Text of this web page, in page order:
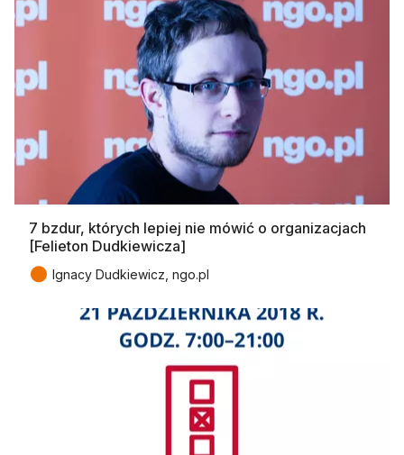
7 bzdur, których lepiej nie mówić o organizacjach
[Felieton Dudkiewicza]
● Ignacy Dudkiewicz, ngo.pl